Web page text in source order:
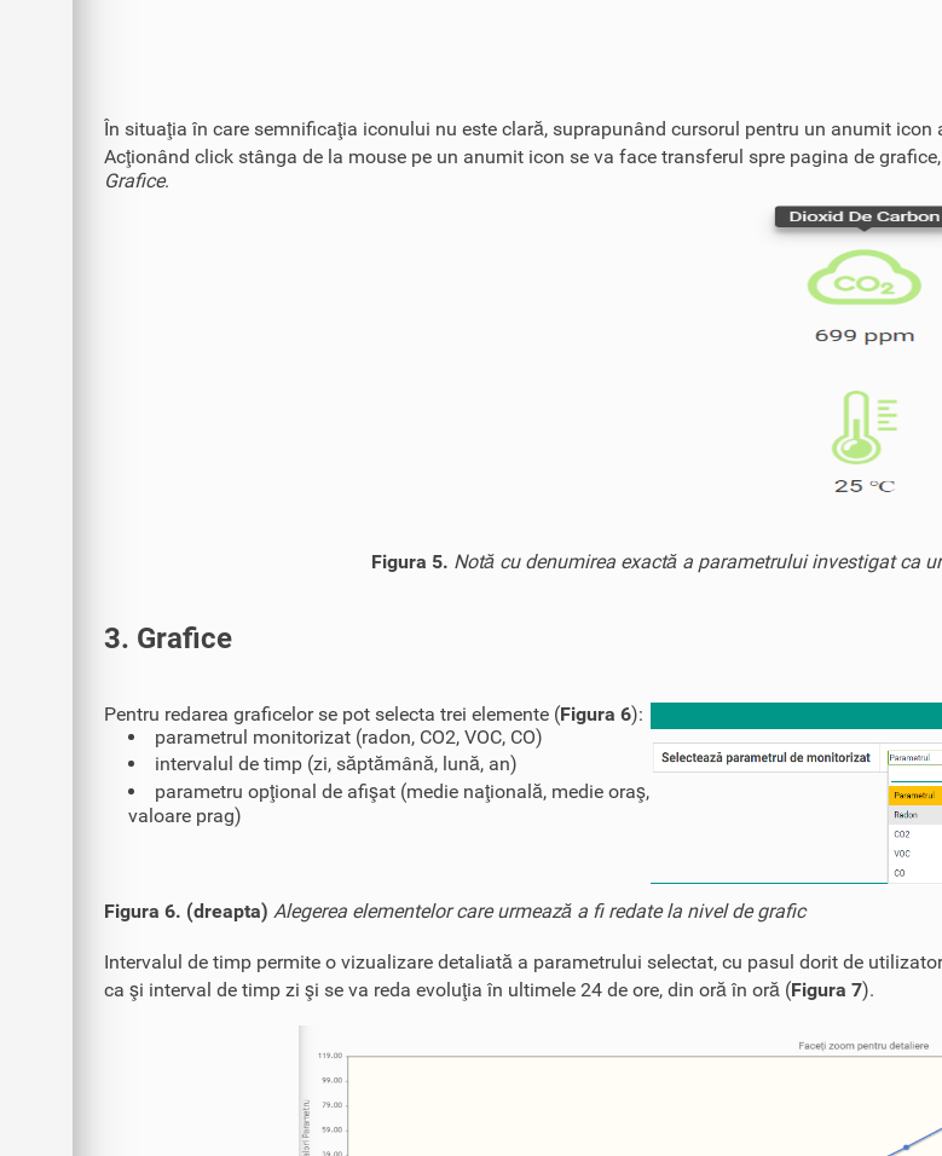
În situaţia în care semnificaţia iconului nu este clară, suprapunând cursorul pentru un anumit
Acţionând click stânga de la mouse pe un anumit icon se va face transferul spre pagina de
Grafice.
Figura 5. Notă cu denumirea exactă a parametrului investigat ca
3. Grafice
Pentru redarea graficelor se pot selecta trei elemente (Figura 6):
parametrul monitorizat (radon, CO2, VOC, CO)
intervalul de timp (zi, săptămână, lună, an)
parametru opţional de afişat (medie naţională, medie oraş,
valoare prag)
Figura 6. (dreapta) Alegerea elementelor care urmează a fi redate la nivel de grafic
Intervalul de timp permite o vizualizare detaliată a parametrului selectat, cu pasul dorit de
ca şi interval de timp zi şi se va reda evoluţia în ultimele 24 de ore, din oră în oră (Figura 7).